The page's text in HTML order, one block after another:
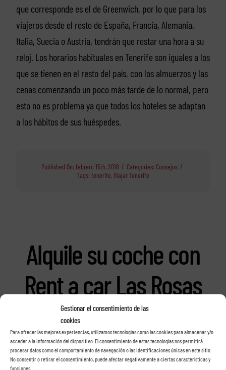
Gestionar el consentimiento de las
cookies
Para ofrecer las mejores experiencias, utilizamos tecnologías como las cookies para almacenar y/o
acceder a la información del dispositivo. El consentimiento de estas tecnologías nos permitirá
procesar datos como el comportamiento de navegación o las identificaciones únicas en este sitio.
No consentir o retirar el consentimiento, puede afectar negativamente a ciertas características y
funciones.
que corresponde es el de Greenwich, por lo que para los
viajeros desde el resto de España, Francia, Alemania,
Italia, Suecia o Austria, tendrán que restar una hora a su
reloj. Los horarios habituales en Tenerife son iguales a los
que se tienen en el resto del país, con los almuerzos y las
cenas comenzando un poco más tarde de lo normal, pero
esto no es problema ya que todos los hoteles se adaptan
a los hábitos de sus huéspedes.
Published On: febrero 15th, 2016 / Categories: Consejos /
Tags: tenerife,Viajar Tenerife
Alquile su coche con
Rent a car Las Rosas
en Tenerife